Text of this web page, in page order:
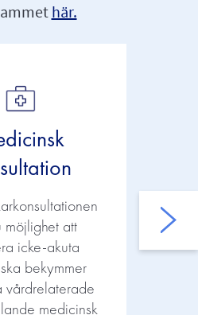
här.
möjlighet att
icke-akuta
bekymmer
vårdrelaterade
medicinsk